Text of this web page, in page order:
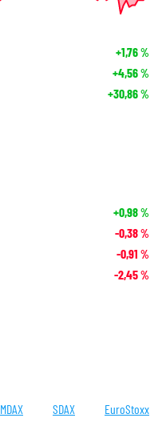
+1,76%
+4,56%
+30,86%
+0,98%
-0,38%
-0,91 %
-2,45%
MDAX SDAX EuroStoxx